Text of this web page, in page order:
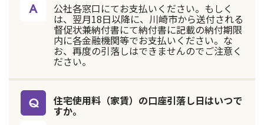
公社各窓口にてお支払いください。もしく
は、翌月18日以降に、川崎市から送付される
督促状兼納付書にて納付書に記載の納付期限
内に各金融機関等でお支払いください。な
お、再度の引落しはできませんのでご注意く
ださい。
住宅使用料（家賃）の口座引落し日はいつで
すか。